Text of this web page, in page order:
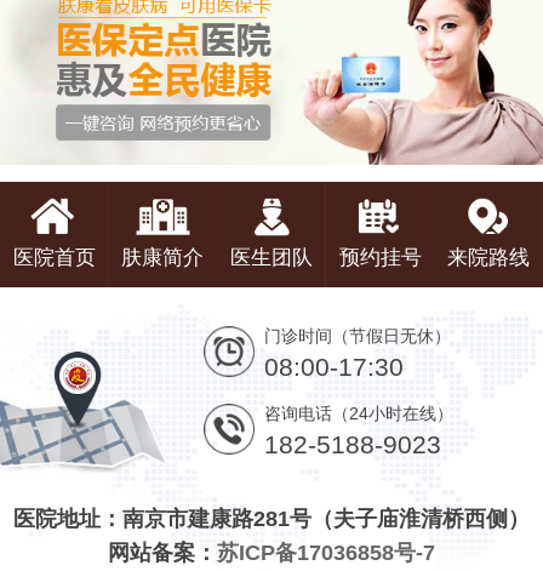
医院首页 肤康简介 医生团队 预约挂号 来院路线
门诊时间（节假日无休）
08:00-17:30
咨询电话（24小时在线）
182-5188-9023
医院地址：南京市建康路281号（夫子庙淮清桥西侧）
网站备案： 苏ICP备17036858号-7